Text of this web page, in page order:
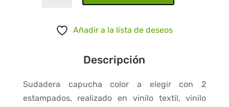
cantidad
Añadir a la lista de deseos
Descripción
Sudadera capucha color a elegir con 2
estampados, realizado en vinilo textil, vinilo